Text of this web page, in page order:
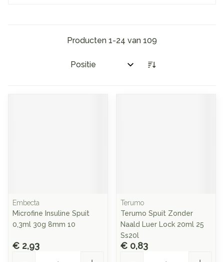
Producten 1-24 van 109
Sorteer op:
Embecta
Microfine Insuline Spuit
0,3ml 30g 8mm 10
€ 2,93
Terumo
Terumo Spuit Zonder
Naald Luer Lock 20ml 25
Ss20l
€ 0,83